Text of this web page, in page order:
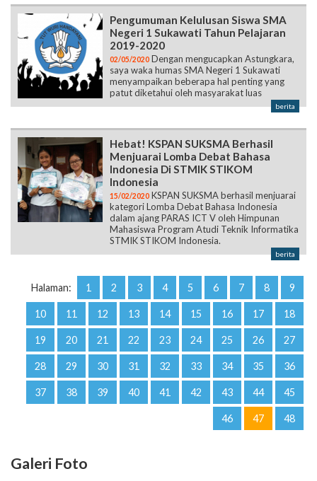
Pengumuman Kelulusan Siswa SMA
Negeri 1 Sukawati Tahun Pelajaran
2019-2020
02/05/2020 Dengan mengucapkan Astungkara,
saya waka humas SMA Negeri 1 Sukawati
menyampaikan beberapa hal penting yang
patut diketahui oleh masyarakat luas
berita
Hebat! KSPAN SUKSMA Berhasil
Menjuarai Lomba Debat Bahasa
Indonesia Di STMIK STIKOM
Indonesia
15/02/2020 KSPAN SUKSMA berhasil menjuarai
kategori Lomba Debat Bahasa Indonesia
dalam ajang PARAS ICT V oleh Himpunan
Mahasiswa Program Atudi Teknik Informatika
STMIK STIKOM Indonesia.
berita
Halaman: 1 2 3 4 5 6 7 8 9
10 11 12 13 14 15 16 17 18
19 20 21 22 23 24 25 26 27
28 29 30 31 32 33 34 35 36
37 38 39 40 41 42 43 44 45
46 47 48
Galeri Foto